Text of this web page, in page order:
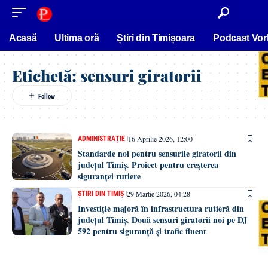
conținut
Acasă Ultima oră Știri din Timișoara Podcast
Etichetă: sensuri giratorii
ADMINISTRAȚIE 16 Aprilie 2026, 12:00
Standarde noi pentru sensurile giratorii din
județul Timiș. Proiect pentru creșterea
siguranței rutiere
ȘTIRI DIN TIMIȘ 29 Martie 2026, 04:28
Investiție majoră în infrastructura rutieră din
județul Timiș. Două sensuri giratorii noi pe DJ
592 pentru siguranță și trafic fluent